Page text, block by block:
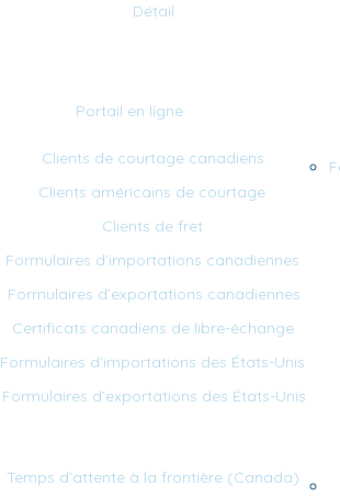
Détail
Portail en ligne
Clients de courtage canadiens
Clients américains de courtage
Clients de fret
Formulaires d’importations canadiennes
Formulaires d’exportations canadiennes
Certificats canadiens de libre-échange
Formulaires d’importations des États-Unis
Formulaires d’exportations des États-Unis
Temps d’attente à la frontière (Canada)